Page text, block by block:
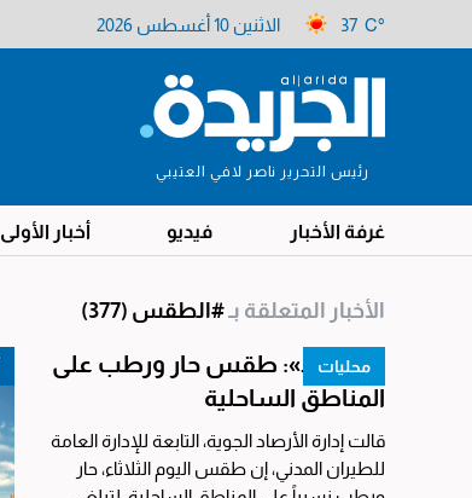
37 C° الاثنين 10 أغسطس 2026
رئيس التحرير ناصر لافي العتيبي
غرفة الأخبار فيديو أخبار الأولى
الأخبار المتعلقة بـ#الطقس (377)
محليات
«الأرصاد»: طقس حار ورطب على
المناطق الساحلية
قالت إدارة الأرصاد الجوية، التابعة للإدارة العامة
للطيران المدني، إن طقس اليوم الثلاثاء، حار